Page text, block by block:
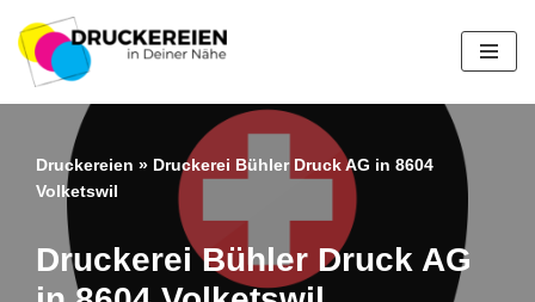
Zum
Inhalt
springen
Druckereien » Druckerei Bühler Druck AG in 8604
Volketswil
Druckerei Bühler Druck AG